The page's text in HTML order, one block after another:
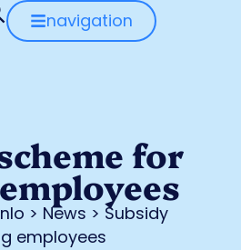
navigation
for
> News > Subsidy
employees